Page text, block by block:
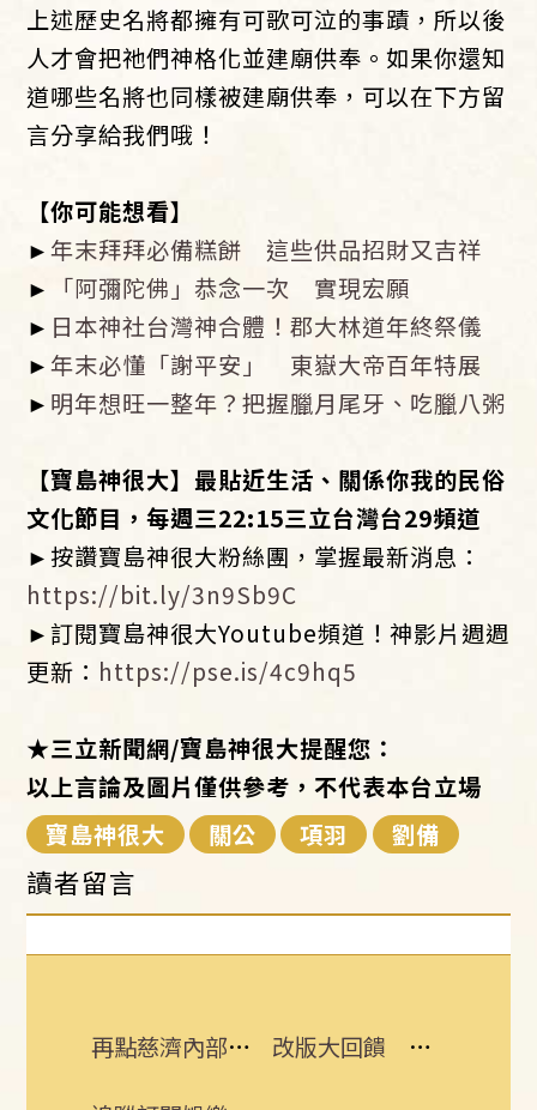
上述歷史名將都擁有可歌可泣的事蹟，所以後
人才會把祂們神格化並建廟供奉。如果你還知
道哪些名將也同樣被建廟供奉，可以在下方留
言分享給我們哦！
【你可能想看】
►年末拜拜必備糕餅 這些供品招財又吉祥
►
「阿彌陀佛」恭念一次 實現宏願
► 日本神社台灣神合體！郡大林道年終祭儀
►年末必懂「謝平安」 東嶽大帝百年特展
► 明年想旺一整年？把握臘月尾牙、吃臘八粥
【寶島神很大】最貼近生活、關係你我的民俗
文化節目，每週三22:15三立台灣台29頻道
►按讚寶島神很大粉絲團，掌握最新消息：
https://bit.ly/3n9Sb9C
►訂閱寶島神很大Youtube頻道！神影片週週
更新： https://pse.is/4c9hq5
★三立新聞網/寶島神很大提醒您：
以上言論及圖片僅供參考，不代表本台立場
寶島神很大
關公 項羽 劉備
讀者留言
再點慈濟內部信疑點！學者：高層嚴重失職 改版大回饋 熱門3C大獎接力送